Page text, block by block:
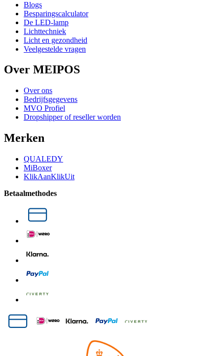
Blogs
Besparingscalculator
De LED-lamp
Lichttechniek
Licht en gezondheid
Veelgestelde vragen
Over MEIPOS
Over ons
Bedrijfsgegevens
MVO Profiel
Dropshipper of reseller worden
Merken
QUALEDY
MiBoxer
KlikAanKlikUit
Betaalmethodes